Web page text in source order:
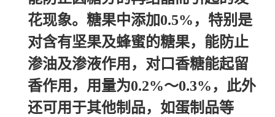
花现象。糖果中添加0.5%，特别是
对含有坚果及蜂蜜的糖果，能防止
渗油及渗液作用，对口香糖能起留
香作用，用量为0.2%～0.3%，此外
还可用于其他制品，如蛋制品等